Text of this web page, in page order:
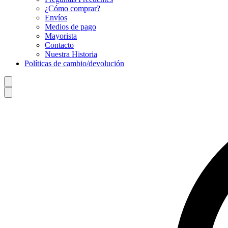
¿Cómo comprar?
Envíos
Medios de pago
Mayorista
Contacto
Nuestra Historia
Políticas de cambio/devolución